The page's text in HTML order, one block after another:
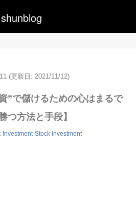
shunblog
(更新日: 2021/11/12)
”で儲けるための心はまるで
つ方法と手段】
Investment Stock investment